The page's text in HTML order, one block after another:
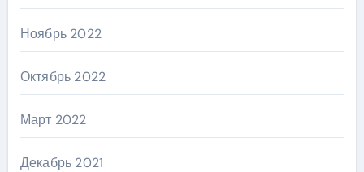
Ноябрь 2022
Октябрь 2022
Март 2022
Декабрь 2021